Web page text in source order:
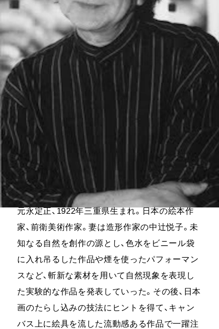
元永定正、1922年三重県生まれ。日本の絵本作
家、前衛美術作家。妻は造形作家の中辻悦子。未
知なる自然を創作の源とし、色水をビニール袋
に入れ吊るした作品や煙を使ったパフォーマン
スなど、斬新な素材を用いて自然現象を表現し
た実験的な作品を発表していった。その後、日本
画のたらし込みの技法にヒントを得て、キャン
バス上に絵具を流した流動感ある作品で一躍注